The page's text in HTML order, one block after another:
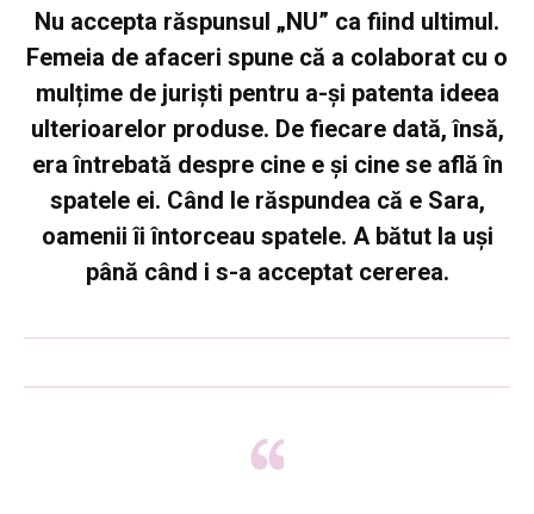
Nu accepta răspunsul „NU” ca fiind ultimul.
Femeia de afaceri spune că a colaborat cu o
mulțime de juriști pentru a-și patenta ideea
ulterioarelor produse. De fiecare dată, însă,
era întrebată despre cine e și cine se află în
spatele ei. Când le răspundea că e Sara,
oamenii îi întorceau spatele. A bătut la uși
până când i s-a acceptat cererea.